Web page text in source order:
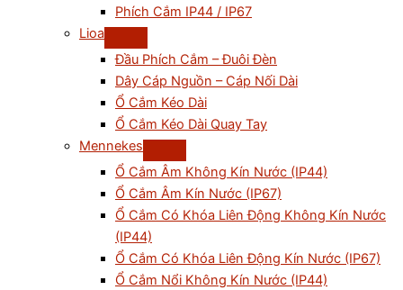
Phích Cắm IP44 / IP67
Lioa
Đầu Phích Cắm – Đuôi Đèn
Dây Cáp Nguồn – Cáp Nối Dài
Ổ Cắm Kéo Dài
Ổ Cắm Kéo Dài Quay Tay
Mennekes
Ổ Cắm Âm Không Kín Nước (IP44)
Ổ Cắm Âm Kín Nước (IP67)
Ổ Cắm Có Khóa Liên Động Không Kín Nước
(IP44)
Ổ Cắm Có Khóa Liên Động Kín Nước (IP67)
Ổ Cắm Nổi Không Kín Nước (IP44)